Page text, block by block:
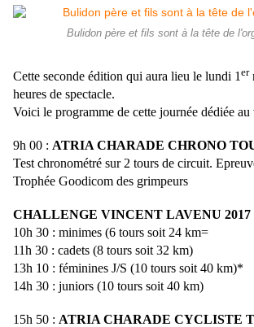
Bulidon père et fils sont à la tête de
Cette seconde édition qui aura lieu le lundi 1 er
heures de spectacle.
Voici le programme de cette journée dédiée
9h 00 : ATRIA CHARADE CHRONO
Test chronométré sur 2 tours de circuit.
Trophée Goodicom des grimpeurs
CHALLENGE VINCENT LAVENU 2017
10h 30 : minimes (6 tours soit 24 km=
11h 30 : cadets (8 tours soit 32 km)
13h 10 : féminines J/S (10 tours soit 40 km)*
14h 30 : juniors (10 tours soit 40 km)
15h 50 : ATRIA CHARADE CYCLISTE